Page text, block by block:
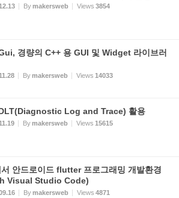
Bymakersweb Views 3854
경량의 C++ 용 GUI 및 Widget 라이브러
Bymakersweb Views 14033
Log and Trace) 활용
Bymakersweb Views 15615
서 안드로이드 flutter 프로그래밍 개발환경
Visual Studio Code)
Bymakersweb Views 4871